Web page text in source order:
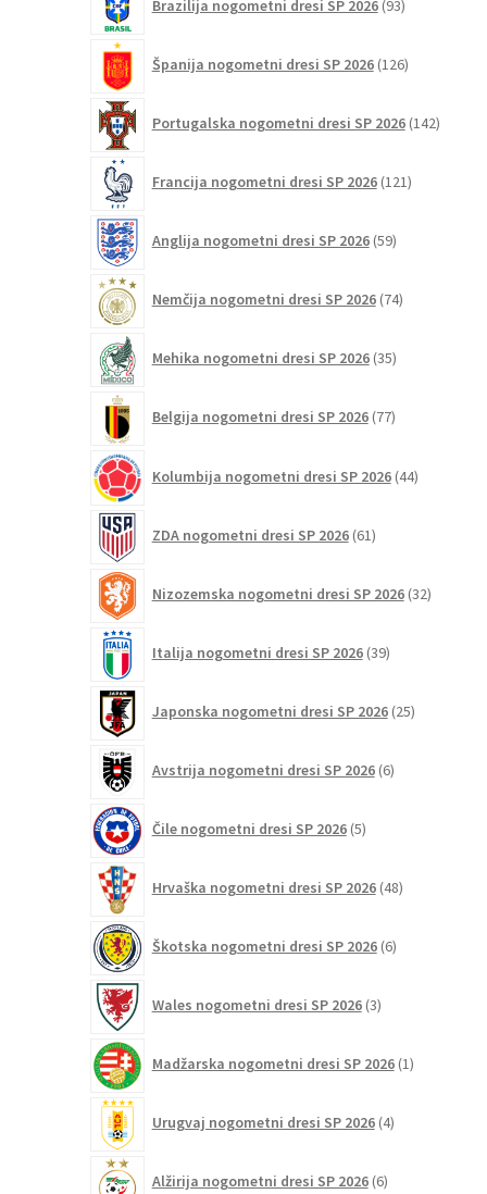
Brazilija nogometni dresi SP 2026 93izdelkov
Španija nogometni dresi SP 2026 126izdelkov
Portugalska nogometni dresi SP 2026 142
Francija nogometni dresi SP 2026 121izdelkov
Anglija nogometni dresi SP 2026 59izdelkov
Nemčija nogometni dresi SP 2026 74izdelkov
Mehika nogometni dresi SP 2026 35izdelkov
Belgija nogometni dresi SP 2026 77izdelkov
Kolumbija nogometni dresi SP 2026 44izdelkov
ZDA nogometni dresi SP 2026 61izdelkov
Nizozemska nogometni dresi SP 2026 32izdelkov
Italija nogometni dresi SP 2026 39izdelkov
Japonska nogometni dresi SP 2026 25izdelkov
Avstrija nogometni dresi SP 2026 6izdelkov
Čile nogometni dresi SP 2026 5izdelkov
Hrvaška nogometni dresi SP 2026 48izdelkov
Škotska nogometni dresi SP 2026 6izdelkov
Wales nogometni dresi SP 2026 3izdelki
Madžarska nogometni dresi SP 2026 1izdelek
Urugvaj nogometni dresi SP 2026 4izdelki
Alžirija nogometni dresi SP 2026 6